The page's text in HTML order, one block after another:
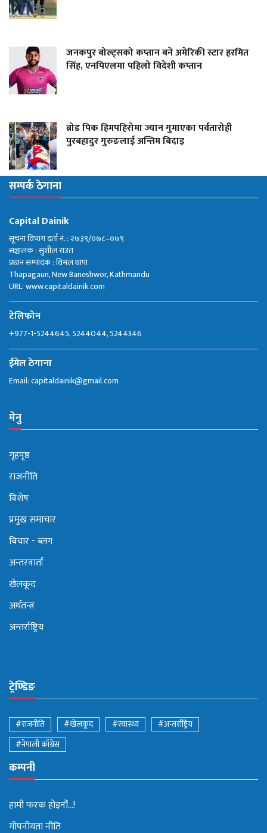
जनकपुर बोल्ट्सको कप्तान बने अमेरिकी स्टार हरमित
सिंह, एनपिएलमा पहिलो विदेशी कप्तान
ब्रोड पिक हिमपहिरोमा ज्यान गुमाएका पर्वतारोही
पुरबहादुर गुरुङलाई अन्तिम बिदाइ
सम्पर्क ठेगाना
Capital Dainik
सूचना विभाग दर्ता नं. : २७३९/०७८–०७९
सञ्चालक : सुशील राउत
प्रधान सम्पादक : विमल थापा
Thapagaun, New Baneshwor, Kathmandu
URL: www.capitaldainik.com
टेलिफोन
+977-1-5244645, 5244044, 5244346
ईमेल ठेगाना
Email:capitaldainik@gmail.com
मेनु
गृहपृष्ठ
राजनीति
विशेष
प्रमुख समाचार
बिचार - ब्लग
अन्तरवार्ता
खेलकूद
अर्थतन्त्र
अन्तर्राष्ट्रिय
ट्रेण्डिङ
#राजनीति #खेलकूद #स्वास्थ्य
#अन्तर्राष्ट्रिय
#नेपाली काँग्रेस
कम्पनी
हामी फरक होइनौं...!
गोपनीयता नीति